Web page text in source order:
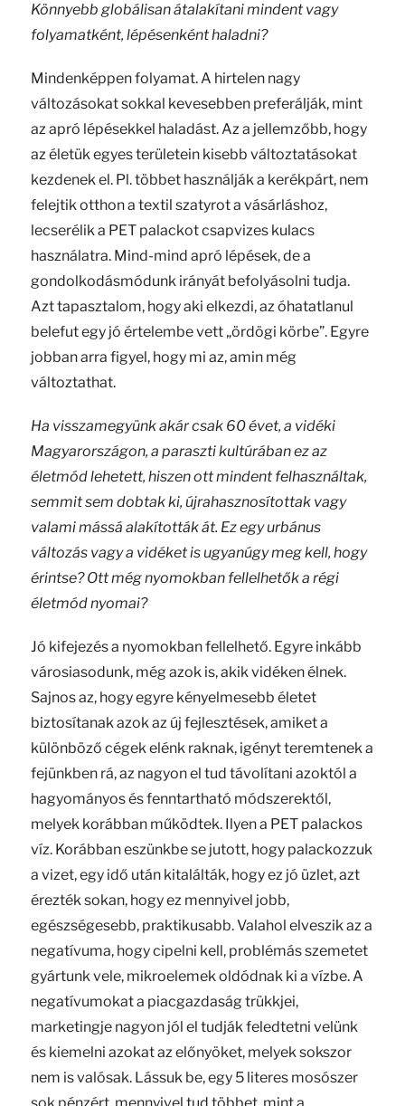
Könnyebb globálisan átalakítani mindent vagy
folyamatként, lépésenként haladni?
Mindenképpen folyamat. A hirtelen nagy
változásokat sokkal kevesebben preferálják, mint
az apró lépésekkel haladást. Az a jellemzőbb, hogy
az életük egyes területein kisebb változtatásokat
kezdenek el. Pl. többet használják a kerékpárt, nem
felejtik otthon a textil szatyrot a vásárláshoz,
lecserélik a PET palackot csapvizes kulacs
használatra. Mind-mind apró lépések, de a
gondolkodásmódunk irányát befolyásolni tudja.
Azt tapasztalom, hogy aki elkezdi, az óhatatlanul
belefut egy jó értelembe vett „ördögi körbe”. Egyre
jobban arra figyel, hogy mi az, amin még
változtathat.
Ha visszamegyünk akár csak 60 évet, a vidéki
Magyarországon, a paraszti kultúrában ez az
életmód lehetett, hiszen ott mindent felhasználtak,
semmit sem dobtak ki, újrahasznosítottak vagy
valami mássá alakították át. Ez egy urbánus
változás vagy a vidéket is ugyanúgy meg kell, hogy
érintse? Ott még nyomokban fellelhetők a régi
életmód nyomai?
Jó kifejezés a nyomokban fellelhető. Egyre inkább
városiasodunk, még azok is, akik vidéken élnek.
Sajnos az, hogy egyre kényelmesebb életet
biztosítanak azok az új fejlesztések, amiket a
különböző cégek elénk raknak, igényt teremtenek a
fejünkben rá, az nagyon el tud távolítani azoktól a
hagyományos és fenntartható módszerektől,
melyek korábban működtek. Ilyen a PET palackos
víz. Korábban eszünkbe se jutott, hogy palackozzuk
a vizet, egy idő után kitalálták, hogy ez jó üzlet, azt
érezték sokan, hogy ez mennyivel jobb,
egészségesebb, praktikusabb. Valahol elveszik az a
negatívuma, hogy cipelni kell, problémás szemetet
gyártunk vele, mikroelemek oldódnak ki a vízbe. A
negatívumokat a piacgazdaság trükkjei,
marketingje nagyon jól el tudják feledtetni velünk
és kiemelni azokat az előnyöket, melyek sokszor
nem is valósak. Lássuk be, egy 5 literes mosószer